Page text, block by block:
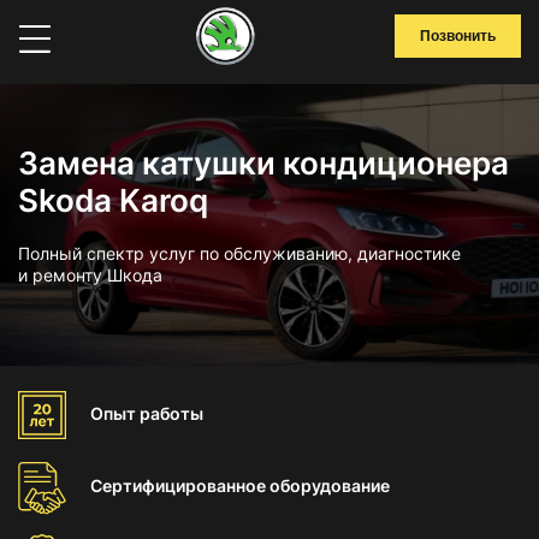
Позвонить
Замена катушки кондиционера
Skoda Karoq
Полный спектр услуг по обслуживанию, диагностике
и ремонту Шкода
Опыт работы
Сертифицированноеоборудование